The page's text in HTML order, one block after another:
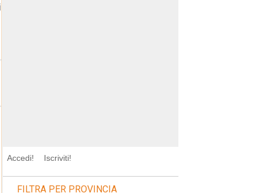
Accedi! Iscriviti!
FILTRA PER PROVINCIA